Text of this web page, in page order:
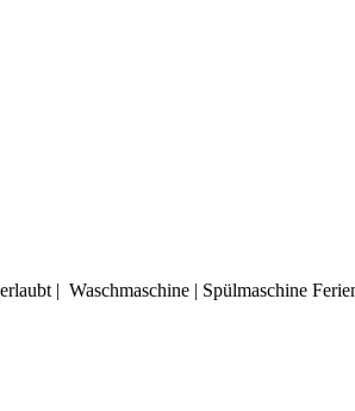
| Waschmaschine | Spülmaschine